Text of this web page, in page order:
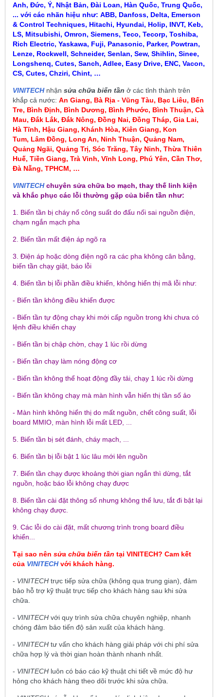
Anh, Đức, Ý, Nhật Bản, Đài Loan, Hàn Quốc, Trung Quốc,
... với các nhãn hiệu như: ABB, Danfoss, Delta, Emerson
& Control Techniques, Hitachi, Hyundai, Holip, INVT, Keb,
LS, Mitsubishi, Omron, Siemens, Teco, Tecorp, Toshiba,
Rich Electric, Yaskawa, Fuji, Panasonic, Parker, Powtran,
Lenze, Rockwell, Schneider, Senlan, Sew, Shihlin, Sinee,
Longshenq, Cutes, Sanch, Adlee, Easy Drive, ENC, Vacon,
CS, Cutes, Chziri, Chint, …
VINITECHnhận sửa chữa biến tần ở các tỉnh thành trên
khắp cả nước: An Giang, Bà Rịa - Vũng Tàu, Bạc Liêu, Bến
Tre, Bình Định, Bình Dương, Bình Phước, Bình Thuận, Cà
Mau, Đắk Lắk, Đắk Nông, Đồng Nai, Đồng Tháp, Gia Lai,
Hà Tĩnh, Hậu Giang, Khánh Hòa, Kiên Giang, Kon
Tum, Lâm Đồng, Long An, Ninh Thuận, Quảng Nam,
Quảng Ngãi, Quảng Trị, Sóc Trăng, Tây Ninh, Thừa Thiên
Huế, Tiền Giang, Trà Vinh, Vĩnh Long, Phú Yên, Cần Thơ,
Đà Nẵng, TPHCM, …
VINITECHchuyên sửa chữa bo mạch, thay thế linh kiện
và khắc phục các lỗi thường gặp của biến tần như:
1. Biến tần bị cháy nổ công suất do đấu nối sai nguồn điện,
chạm ngắn mạch pha
2. Biến tần mất điện áp ngõ ra
3. Điện áp hoặc dòng điện ngõ ra các pha không cân bằng,
biến tần chạy giật, báo lỗi
4. Biến tần bị lỗi phần điều khiển, không hiển thị mã lỗi như:
- Biến tần không điều khiển được
- Biến tần tự động chạy khi mới cấp nguồn trong khi chưa có
lệnh điều khiển chạy
- Biến tần bị chập chờn, chạy 1 lúc rồi dừng
- Biến tần chạy làm nóng động cơ
- Biến tần không thể hoạt động đầy tải, chạy 1 lúc rồi dừng
- Biến tần không chạy mà màn hình vẫn hiển thị tần số ảo
- Màn hình không hiển thị do mất nguồn, chết công suất, lỗi
board MMIO, màn hình lỗi mất LED, ...
5. Biến tần bị sét đánh, cháy mạch, ...
6. Biến tần bị lỗi bật 1 lúc lâu mới lên nguồn
7. Biến tần chạy được khoảng thời gian ngắn thì dừng, tắt
nguồn, hoặc báo lỗi không chạy được
8. Biến tần cài đặt thông số nhưng không thể lưu, tắt đi bật lại
không chạy được.
9. Các lỗi do cài đặt, mất chương trình trong board điều
khiển...
Tại sao nên sửa chữa biến tần tại VINITECH? Cam kết
của VINITECHvới khách hàng.
- VINITECH trực tiếp sửa chữa (không qua trung gian), đảm
bảo hỗ trợ kỹ thuật trực tiếp cho khách hàng sau khi sửa
chữa.
- VINITECH với quy trình sửa chữa chuyên nghiệp, nhanh
chóng đảm bảo tiến độ sản xuất của khách hàng.
- VINITECH tư vấn cho khách hàng giải pháp với chi phí sửa
chữa hợp lý và thời gian hoàn thành nhanh nhất.
- VINITECH luôn có báo cáo kỹ thuật chi tiết về mức độ hư
hỏng cho khách hàng theo dõi trước khi sửa chữa.